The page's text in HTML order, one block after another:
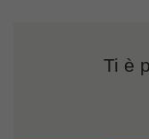
Ti è